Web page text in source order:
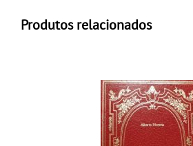
Produtos relacionados